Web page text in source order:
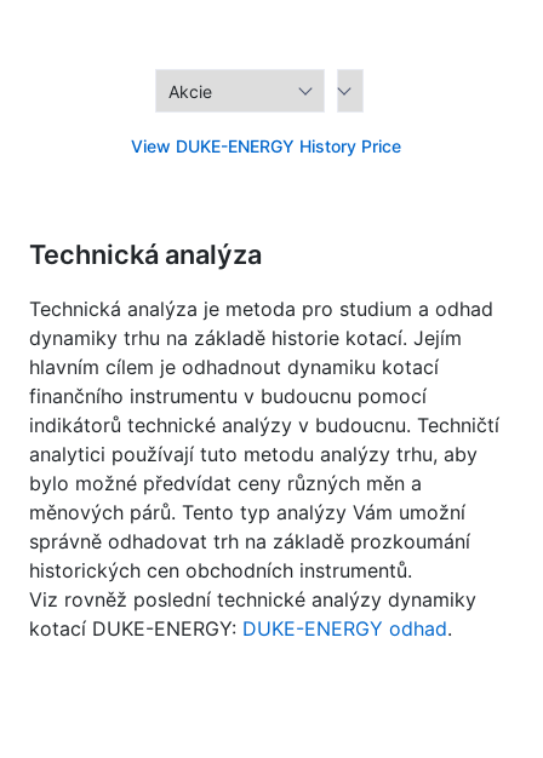
View DUKE-ENERGY History Price
Technická analýza
Technická analýza je metoda pro studium a odhad
dynamiky trhu na základě historie kotací. Jejím
hlavním cílem je odhadnout dynamiku kotací
finančního instrumentu v budoucnu pomocí
indikátorů technické analýzy v budoucnu. Techničtí
analytici používají tuto metodu analýzy trhu, aby
bylo možné předvídat ceny různých měn a
měnových párů. Tento typ analýzy Vám umožní
správně odhadovat trh na základě prozkoumání
historických cen obchodních instrumentů.
Viz rovněž poslední technické analýzy dynamiky
kotací DUKE-ENERGY: DUKE-ENERGY odhad.